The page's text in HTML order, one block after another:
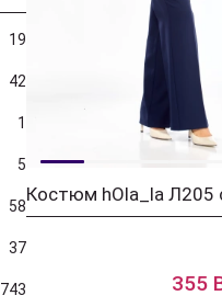
19
42
1
5
58
37
743
Костюм hOla_la Л205
355